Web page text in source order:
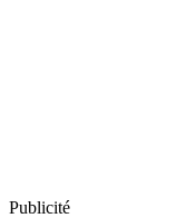
Publicité